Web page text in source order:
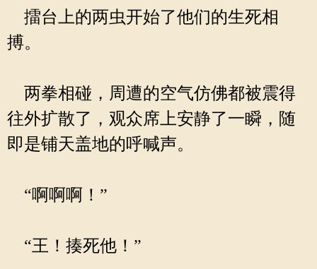
擂台上的两虫开始了他们的生死相
搏。
两拳相碰，周遭的空气仿佛都被震得
往外扩散了，观众席上安静了一瞬，随
即是铺天盖地的呼喊声。
“啊啊啊！”
“王！揍死他！”